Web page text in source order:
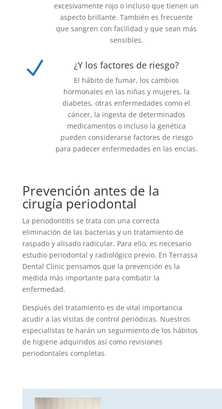
excesivamente rojo o incluso que tienen un
aspecto brillante. También es frecuente
que sangren con facilidad y que sean más
sensibles.
N ¿Y los factores de riesgo?
El hábito de fumar, los cambios
hormonales en las niñas y mujeres, la
diabetes, otras enfermedades como el
cáncer, la ingesta de determinados
medicamentos o incluso la genética
pueden considerarse factores de riesgo
para padecer enfermedades en las encías.
Prevención antes de la
cirugía periodontal
La periodontitis se trata con una correcta
eliminación de las bacterias y un tratamiento de
raspado y alisado radicular. Para ello, es necesario
estudio periodontal y radiológico previo. En Terrassa
Dental Clínic pensamos que la prevención es la
medida más importante para combatir la
enfermedad.
Después del tratamiento es de vital importancia
acudir a las visitas de control periódicas. Nuestros
especialistas te harán un seguimiento de los hábitos
de higiene adquiridos así como revisiones
periodontales completas.